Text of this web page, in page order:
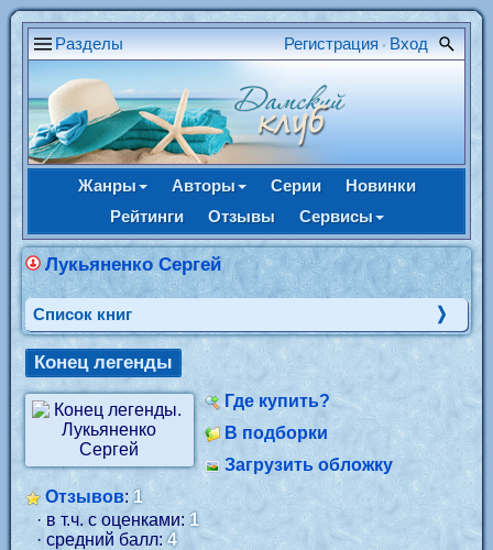
Разделы Регистрация • Вход
Жанры Авторы Серии
Новинки
Рейтинги
Отзывы Сервисы
Лукьяненко Сергей
Cписок книг
Конец легенды
Где купить?
В подборки
Загрузить обложку
Отзывов:1
· в т.ч. с оценками: 1
· средний балл:4